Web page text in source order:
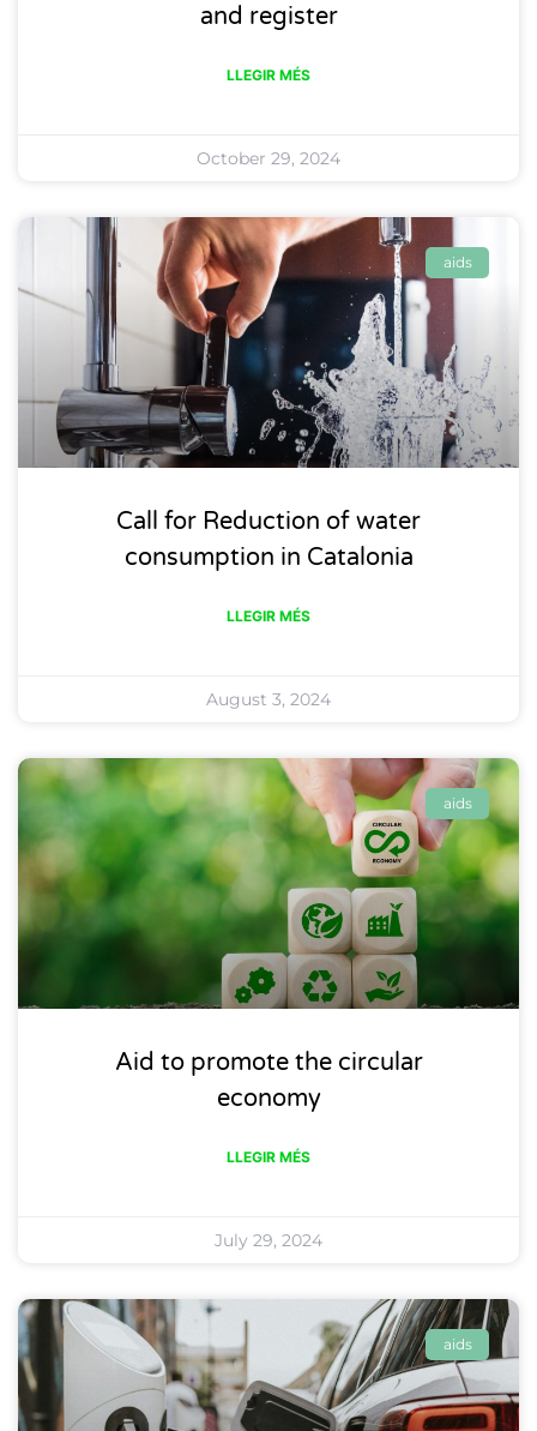
and register
LLEGIR MÉS
October 29, 2024
aids
Call for Reduction of water
consumption in Catalonia
LLEGIR MÉS
August 3, 2024
aids
Aid to promote the circular
economy
LLEGIR MÉS
July 29, 2024
aids